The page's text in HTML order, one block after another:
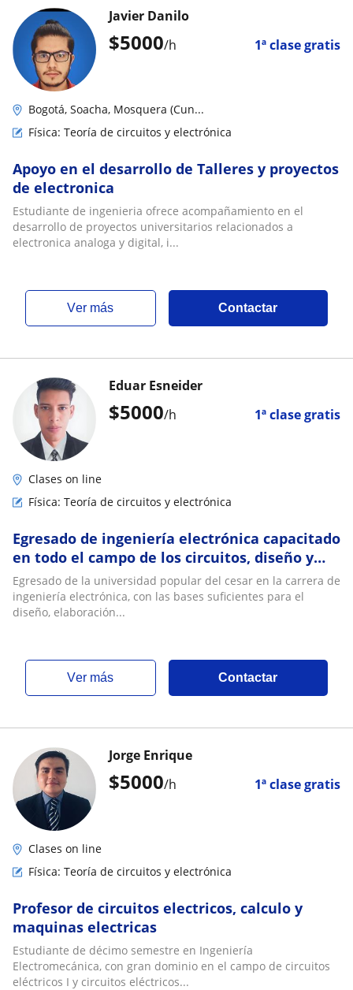
$5000/h 1ª clase gratis
Javier Danilo
Bogotá, Soacha, Mosquera (Cun...
Física: Teoría de circuitos y electrónica
Apoyo en el desarrollo de Talleres y proyectos
de electronica
Estudiante de ingenieria ofrece acompañamiento en el
desarrollo de proyectos universitarios relacionados a
electronica analoga y digital, i...
ver más Contactar
$5000/h 1ª clase gratis
Eduar Esneider
Clases on line
Física: Teoría de circuitos y electrónica
Egresado de ingeniería electrónica capacitado
en todo el campo de los circuitos, diseño y
montaje de placas electrónicas
Egresado de la universidad popular del cesar en la carrera de
ingeniería electrónica, con las bases suficientes para el
diseño, elaboración...
ver más Contactar
$5000/h 1ª clase gratis
Jorge Enrique
Clases on line
Física: Teoría de circuitos y electrónica
Profesor de circuitos electricos, calculo y
maquinas electricas
Estudiante de décimo semestre en Ingeniería
Electromecánica, con gran dominio en el campo de circuitos
eléctricos I y circuitos eléctricos...